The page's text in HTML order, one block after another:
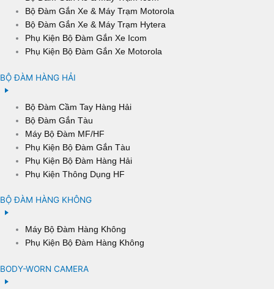
Bộ Đàm Gắn Xe & Máy Trạm Motorola
Bộ Đàm Gắn Xe & Máy Trạm Hytera
Phụ Kiện Bộ Đàm Gắn Xe Icom
Phụ Kiện Bộ Đàm Gắn Xe Motorola
BỘ ĐÀM HÀNG HẢI
Bộ Đàm Cầm Tay Hàng Hải
Bộ Đàm Gắn Tàu
Máy Bộ Đàm MF/HF
Phụ Kiện Bộ Đàm Gắn Tàu
Phụ Kiện Bộ Đàm Hàng Hải
Phụ Kiện Thông Dụng HF
BỘ ĐÀM HÀNG KHÔNG
Máy Bộ Đàm Hàng Không
Phụ Kiện Bộ Đàm Hàng Không
BODY-WORN CAMERA